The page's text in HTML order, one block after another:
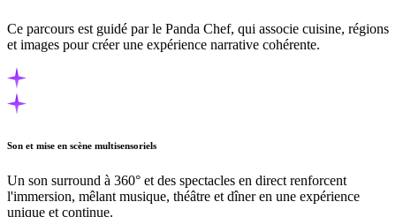
Ce parcours est guidé par le Panda Chef, qui associe cuisine, régions
et images pour créer une expérience narrative cohérente.
Son et mise en scène multisensoriels
Un son surround à 360° et des spectacles en direct renforcent
l'immersion, mêlant musique, théâtre et dîner en une expérience
unique et continue.